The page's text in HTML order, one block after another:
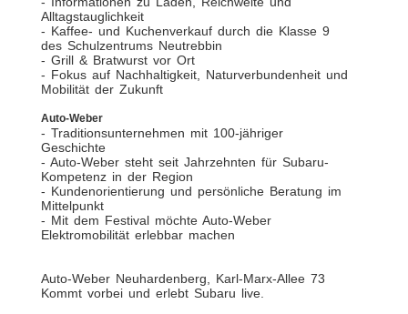
Alltagstauglichkeit
- Kaffee- und Kuchenverkauf durch die Klasse 9
des Schulzentrums Neutrebbin
- Grill & Bratwurst vor Ort
- Fokus auf Nachhaltigkeit, Naturverbundenheit und
Mobilität der Zukunft
Auto-Weber
- Traditionsunternehmen mit 100-jähriger
Geschichte
- Auto-Weber steht seit Jahrzehnten für Subaru-
Kompetenz in der Region
- Kundenorientierung und persönliche Beratung im
Mittelpunkt
- Mit dem Festival möchte Auto-Weber
Elektromobilität erlebbar machen
Auto-Weber Neuhardenberg, Karl-Marx-Allee 73
Kommt vorbei und erlebt Subaru live.